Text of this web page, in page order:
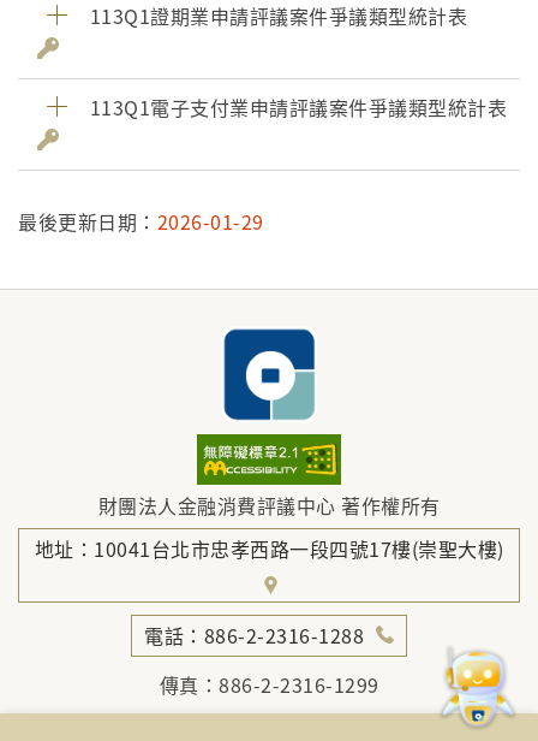
113Q1證期業申請評議案件爭議類型統計表
113Q1電子支付業申請評議案件爭議類型統計表
最後更新日期： 2026-01-29
財團法人金融消費評議中心 著作權所有
地址：10041台北市忠孝西路一段四號17樓(崇聖大樓)
電話：886-2-2316-1288
傳真：886-2-2316-1299